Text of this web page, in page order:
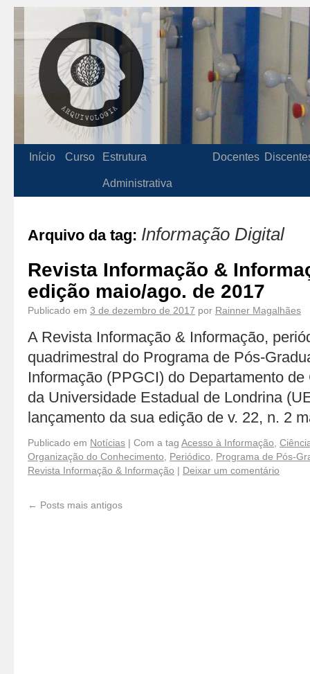
Início Curso Estrutura
Administrativa
Docentes
Arquivo da tag: Informação Digital
Revista Informação &
edição maio/ago. de 2017
Publicado em 3 de dezembro de 2017 por Rainner Magalhães
A Revista Informação & Informação,
quadrimestral do Programa de Pós-
Informação (PPGCI) do Departamento
da Universidade Estadual de Londrina
lançamento da sua edição de v. 22, n. 2
Publicado em Notícias | Com a tag Acesso à Informação
Organização do Conhecimento
Periódico
Programa de Pós-
Revista Informação & Informação | Deixar um comentário
← Posts mais antigos